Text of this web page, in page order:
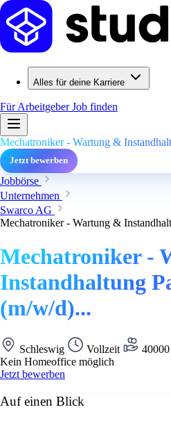
Alles für deine Karriere
Für ArbeitgeberJob finden
Mechatroniker - Wartung &
Jetzt bewerben
Jobbörse
Unternehmen
Swarco AG
Mechatroniker - Wartung &
Mechatroniker -
Instandhaltung
(m/w/d)...
Schleswig Vollzeit
Kein Homeoffice möglich
Jetzt bewerben
Auf einen Blick